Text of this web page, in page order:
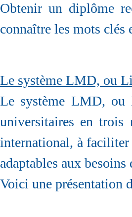
Obtenir un diplôme
connaître les mots clés
Le système LMD, ou
Le système LMD, ou
universitaires en trois
international, à faciliter
adaptables aux
Voici une présentation